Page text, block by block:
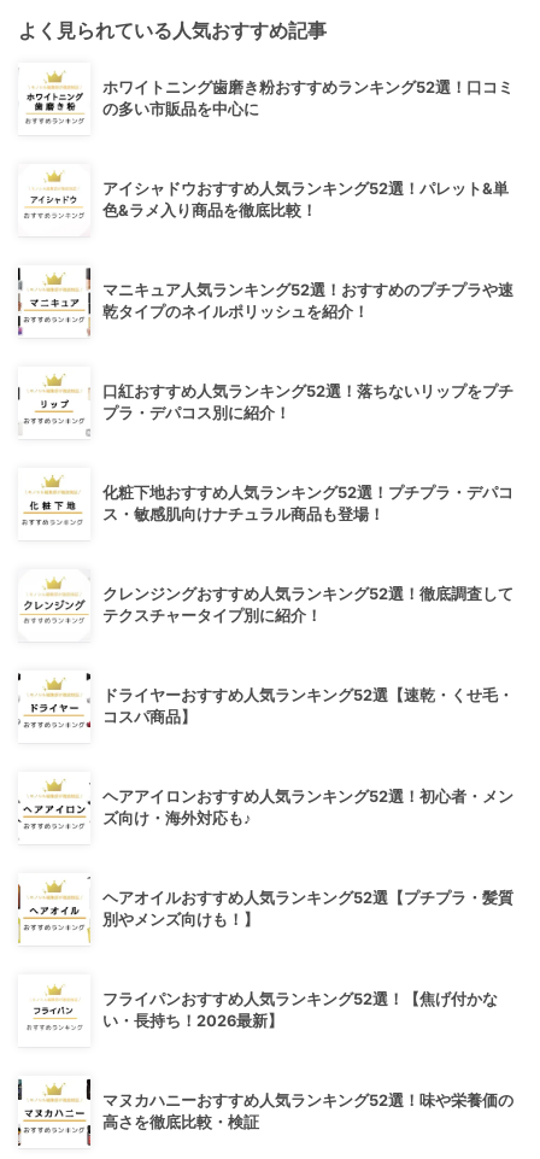
よく見られている人気おすすめ記事
ホワイトニング歯磨き粉おすすめランキング52選！口コミ
の多い市販品を中心に
アイシャドウおすすめ人気ランキング52選！パレット&単
色&ラメ入り商品を徹底比較！
マニキュア人気ランキング52選！おすすめのプチプラや速
乾タイプのネイルポリッシュを紹介！
口紅おすすめ人気ランキング52選！落ちないリップをプチ
プラ・デパコス別に紹介！
化粧下地おすすめ人気ランキング52選！プチプラ・デパコ
ス・敏感肌向けナチュラル商品も登場！
クレンジングおすすめ人気ランキング52選！徹底調査して
テクスチャータイプ別に紹介！
ドライヤーおすすめ人気ランキング52選【速乾・くせ毛・
コスパ商品】
ヘアアイロンおすすめ人気ランキング52選！初心者・メン
ズ向け・海外対応も♪
ヘアオイルおすすめ人気ランキング52選【プチプラ・髪質
別やメンズ向けも！】
フライパンおすすめ人気ランキング52選！【焦げ付かな
い・長持ち！2026最新】
マヌカハニーおすすめ人気ランキング52選！味や栄養価の
高さを徹底比較・検証